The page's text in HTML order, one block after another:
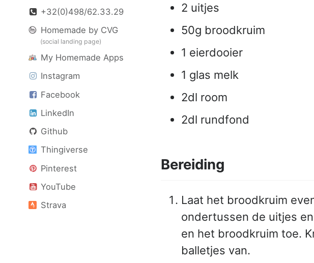
+32(0)498/62.33.29
Homemade by CVG
(social landing page)
My Homemade Apps
Instagram
Facebook
LinkedIn
Github
Thingiverse
Pinterest
YouTube
Strava
2 uitjes
50g broodkruim
1 eierdooier
1 glas melk
2dl room
2dl rundfond
Bereiding
Laat het broodkruim
ondertussen de uitjes
en het broodkruim toe.
balletjes van.